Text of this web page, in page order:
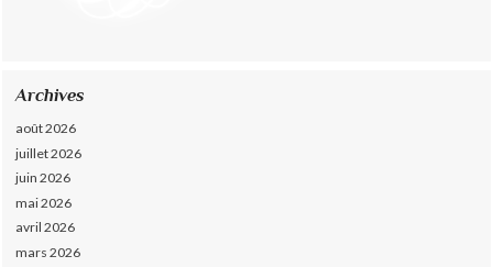
Archives
août 2026
juillet 2026
juin 2026
mai 2026
avril 2026
mars 2026